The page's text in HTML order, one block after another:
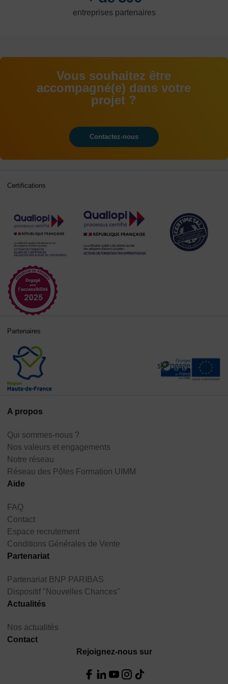
entreprises partenaires
Vous souhaitez être
accompagné(e) dans votre
projet ?
Contactez-nous
A propos
Qui sommes-nous ?
Nos valeurs et engagements
Notre réseau
Réseau des Pôles Formation UIMM
Aide
FAQ
Contact
Espace recrutement
Conditions Générales de Vente
Partenariat
Partenariat BNP PARIBAS
Dispositif "Nouvelles Chances"
Actualités
Nos actualités
Contact
Rejoignez-nous sur
Certifications
Partenaires